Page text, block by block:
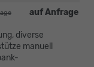
auf Anfrage
diverse
manuell